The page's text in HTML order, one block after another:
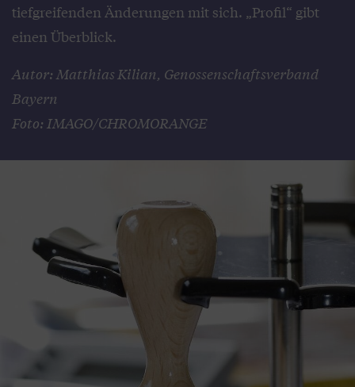
tiefgreifenden Änderungen mit sich. „Profil“ gibt
einen Überblick.
Autor: Matthias Kilian, Genossenschaftsverband
Bayern
Foto: IMAGO/CHROMORANGE